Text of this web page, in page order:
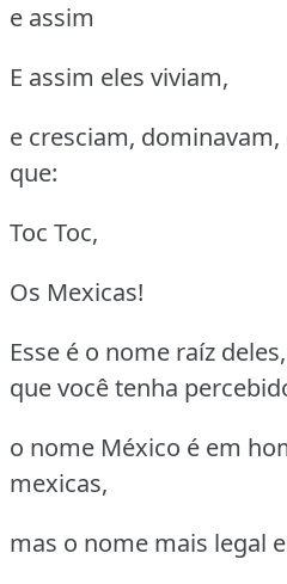
e assim
E assim eles viviam,
e cresciam,
que:
Toc Toc,
Os Mexicas!
Esse é o nome raíz
que você tenha
o nome México é em
mexicas,
mas o nome mais legal